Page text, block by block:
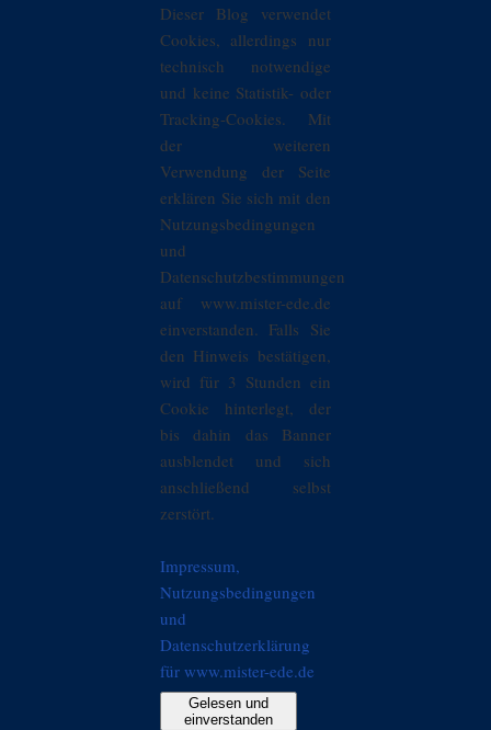
Dieser Blog verwendet
Cookies, allerdings nur
technisch notwendige
und keine Statistik- oder
Tracking-Cookies. Mit
der weiteren
Verwendung der Seite
erklären Sie sich mit den
Nutzungsbedingungen
und
Datenschutzbestimmungen
auf www.mister-ede.de
einverstanden. Falls Sie
den Hinweis bestätigen,
wird für 3 Stunden ein
Cookie hinterlegt, der
bis dahin das Banner
ausblendet und sich
anschließend selbst
zerstört.
Impressum,
Nutzungsbedingungen
und
Datenschutzerklärung
für www.mister-ede.de
Gelesen und
einverstanden